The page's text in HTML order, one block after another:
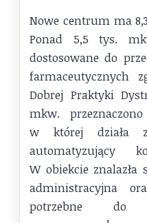
Nowe centrum ma
Ponad 5,5 tys.
dostosowane do
farmaceutycznych
Dobrej Praktyki
mkw.
w której działa
automatyzujący
W obiekcie znalazła
administracyjna
potrzebne do